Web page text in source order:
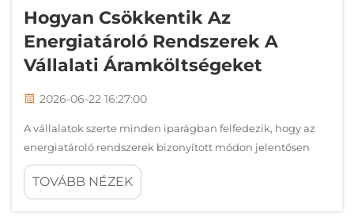
Hogyan Csökkentik Az
Energiatároló Rendszerek A
Vállalati Áramköltségeket
2026-06-22 16:27:00
A vállalatok szerte minden iparágban felfedezik, hogy az
energiatároló rendszerek bizonyított módon jelentősen
csökkenthetik az elektromos áram költségét a stratégiai
áramellátás-kezelés és a kereslet optimalizálása révén.
TOVÁBB NÉZEK